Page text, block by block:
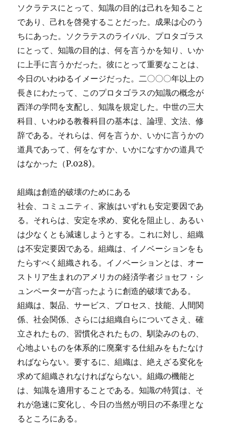
ソクラテスにとって、知識の目的は己れを知ること
であり、己れを啓発することだった。成果は心のう
ちにあった。ソクラテスのライバル、プロタゴラス
にとって、知識の目的は、何を言うかを知り、いか
に上手に言うかだった。彼にとって重要なことは、
今日のいわゆるイメージだった。二〇〇〇年以上の
長きにわたって、このプロタゴラスの知識の概念が
西洋の学問を支配し、知識を規定した。中世の三大
科目、いわゆる教養科目の基本は、論理、文法、修
辞である。それらは、何を言うか、いかに言うかの
道具であって、何をなすか、いかになすかの道具で
はなかった（P.028)。
組織は創造的破壊のためにある
社会、コミュニティ、家族はいずれも安定要因であ
る。それらは、安定を求め、変化を阻止し、あるい
は少なくとも減速しようとする。これに対し、組織
は不安定要因である。組織は、イノベーションをも
たらすべく組織される。イノベーションとは、オー
ストリア生まれのアメリカの経済学者ジョセフ・シ
ュンペーターが言ったように創造的破壊である。
組織は、製品、サービス、プロセス、技能、人間関
係、社会関係、さらには組織自らについてさえ、確
立されたもの、習慣化されたもの、馴染みのもの、
心地よいものを体系的に廃棄する仕組みをもたなけ
ればならない。要するに、組織は、絶えざる変化を
求めて組織されなければならない。組織の機能と
は、知識を適用することである。知識の特質は、そ
れが急速に変化し、今日の当然が明日の不条理とな
るところにある。